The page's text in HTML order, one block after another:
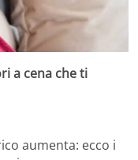
a cena che ti
aumenta: ecco i